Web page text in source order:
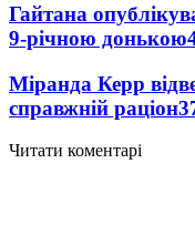
Гайтана
9-річною донькою
Міранда Керр
справжній раціон
Читати коментарі